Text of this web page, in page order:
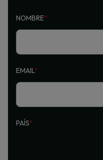
NOMBRE*
EMAIL*
PAÍS*